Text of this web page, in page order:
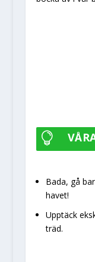

Bada, gå
havet!
Upptäck
träd.